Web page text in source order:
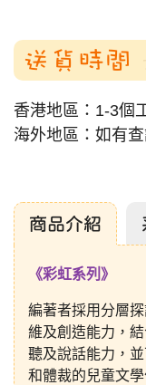
送貨時間
香港地區：1-3個
海外地區：如有
商品介紹
《彩虹系列》
編著者採用分層
維及創造能力，
聽及說話能力，
和體裁的兒童文